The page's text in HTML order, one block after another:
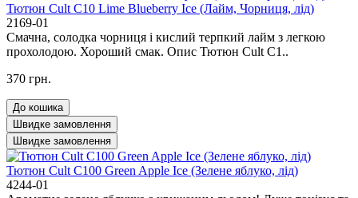
Тютюн Cult C10 Lime Blueberry Ice (Лайм, Чорниця, лід)
2169-01
Смачна, солодка чорниця і кислий терпкий лайм з легкою
прохолодою. Хороший смак. Опис Тютюн Cult C1..
370 грн.
До кошика
Швидке замовлення
Швидке замовлення
Тютюн Cult C100 Green Apple Ice (Зелене яблуко, лід)
4244-01